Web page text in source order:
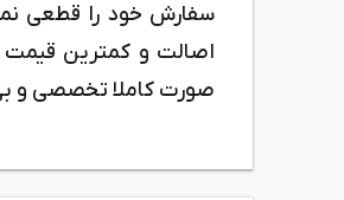
سفارش خود را قطعی
اصالت و کمترین قیمت
صورت کاملا تخصصی و